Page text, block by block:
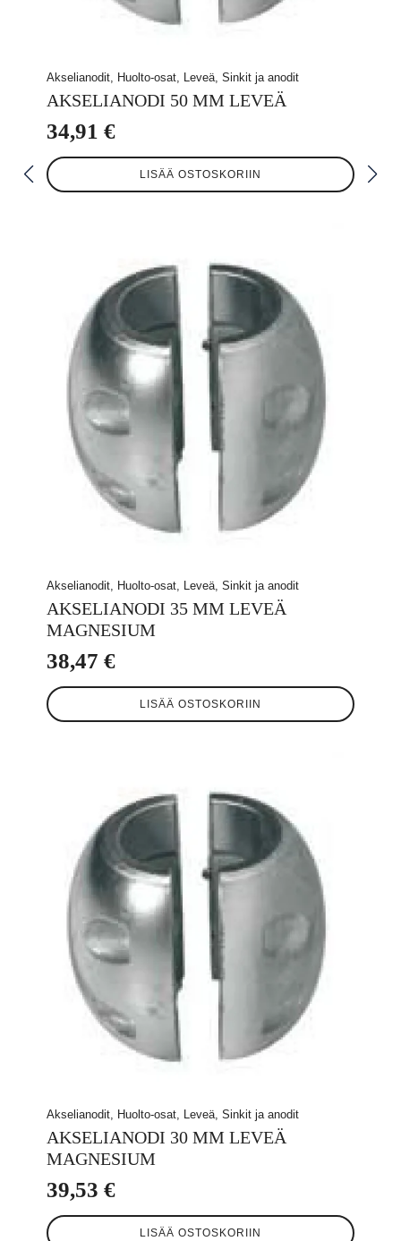
Akselianodit, Huolto-osat, Leveä, Sinkit ja anodit
AKSELIANODI 50 MM LEVEÄ
34,91 €
LISÄÄ OSTOSKORIIN
Akselianodit, Huolto-osat, Leveä, Sinkit ja anodit
AKSELIANODI 35 MM LEVEÄ
MAGNESIUM
38,47 €
LISÄÄ OSTOSKORIIN
Akselianodit, Huolto-osat, Leveä, Sinkit ja anodit
AKSELIANODI 30 MM LEVEÄ
MAGNESIUM
39,53 €
LISÄÄ OSTOSKORIIN